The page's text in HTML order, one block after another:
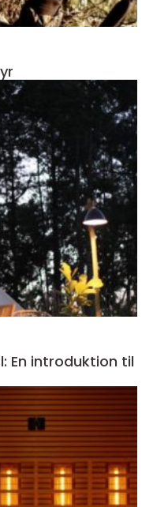
En introduktion til